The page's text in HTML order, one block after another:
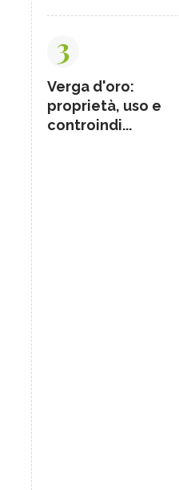
3
Verga d'oro:
proprietà, uso e
controindi...